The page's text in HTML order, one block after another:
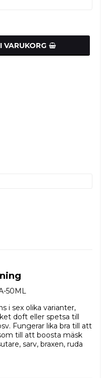
VARUKORG
50ML
i sex olika varianter,
doft eller spetsa till
Fungerar lika bra till att
till att boosta mäsk
sarv, braxen, ruda